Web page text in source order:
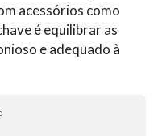
acessórios como
é equilibrar as
e adequado à